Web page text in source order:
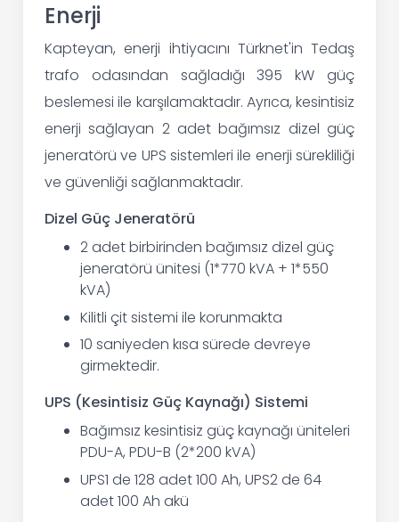
Enerji
Kapteyan, enerji ihtiyacını Türknet'in Tedaş
trafo odasından sağladığı 395 kW güç
beslemesi ile karşılamaktadır. Ayrıca, kesintisiz
enerji sağlayan 2 adet bağımsız dizel güç
jeneratörü ve UPS sistemleri ile enerji sürekliliği
ve güvenliği sağlanmaktadır.
Dizel Güç Jeneratörü
2 adet birbirinden bağımsız dizel güç
jeneratörü ünitesi (1*770 kVA + 1*550
kVA)
Kilitli çit sistemi ile korunmakta
10 saniyeden kısa sürede devreye
girmektedir.
UPS (Kesintisiz Güç Kaynağı) Sistemi
Bağımsız kesintisiz güç kaynağı üniteleri
PDU-A, PDU-B (2*200 kVA)
UPS1 de 128 adet 100 Ah, UPS2 de 64
adet 100 Ah akü